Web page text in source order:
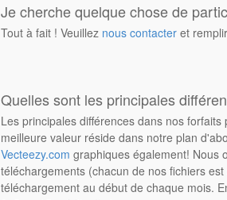
Je cherche quelque chose de
Tout à fait ! Veuillez nous contacter et
Quelles sont les principales
Les principales différences dans nos
meilleure valeur réside dans notre plan
Vecteezy.com graphiques également! Nous
téléchargements (chacun de nos fichiers
téléchargement au début de chaque mois.